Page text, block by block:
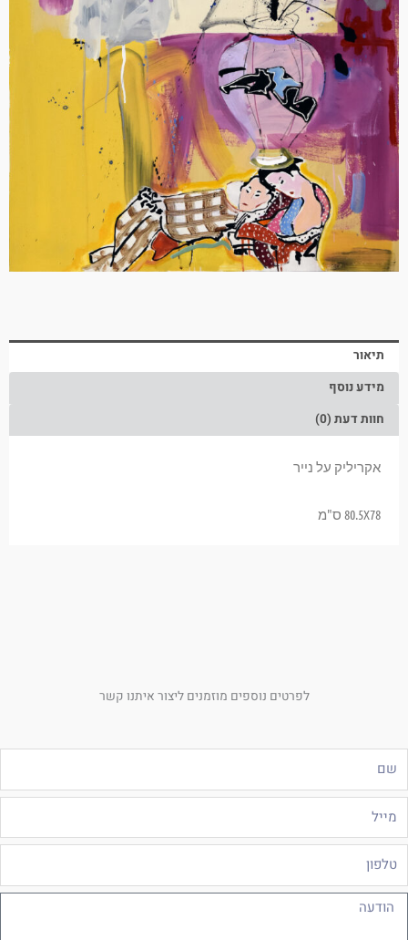
תיאור
מידע נוסף
חוות דעת (0)
אקריליק על נייר
80.5X78 ס"מ
לפרטים נוספים מוזמנים ליצור איתנו קשר